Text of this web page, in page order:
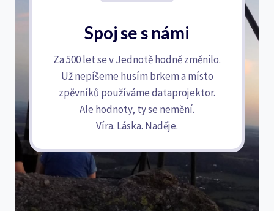
Spoj se s námi
Za 500 let se v Jednotě hodně změnilo.
Už nepíšeme husím brkem a místo
zpěvníků používáme dataprojektor.
Ale hodnoty, ty se nemění.
Víra. Láska. Naděje.